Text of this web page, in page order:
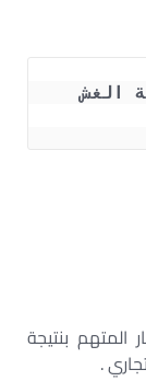
أحكام محكمة النقض فى جريمة الغش
المتهم بنتيجة
.